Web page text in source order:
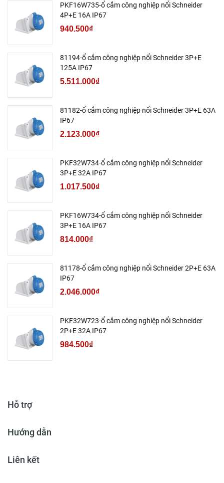
PKF16W735-ổ cắm công nghiệp nổi Schneider
4P+E 16A IP67
940.500₫
81194-ổ cắm công nghiệp nổi Schneider 3P+E
125A IP67
5.511.000₫
81182-ổ cắm công nghiệp nổi Schneider 3P+E 63A
IP67
2.123.000₫
PKF32W734-ổ cắm công nghiệp nổi Schneider
3P+E 32A IP67
1.017.500₫
PKF16W734-ổ cắm công nghiệp nổi Schneider
3P+E 16A IP67
814.000₫
81178-ổ cắm công nghiệp nổi Schneider 2P+E 63A
IP67
2.046.000₫
PKF32W723-ổ cắm công nghiệp nổi Schneider
2P+E 32A IP67
984.500₫
Hỗ trợ
Hướng dẫn
Liên kết